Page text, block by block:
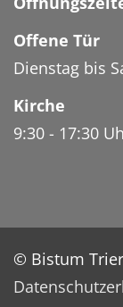
Offene Tür
Dienstag bis
Kirche
9:30 - 17:30
© Bistum Trier